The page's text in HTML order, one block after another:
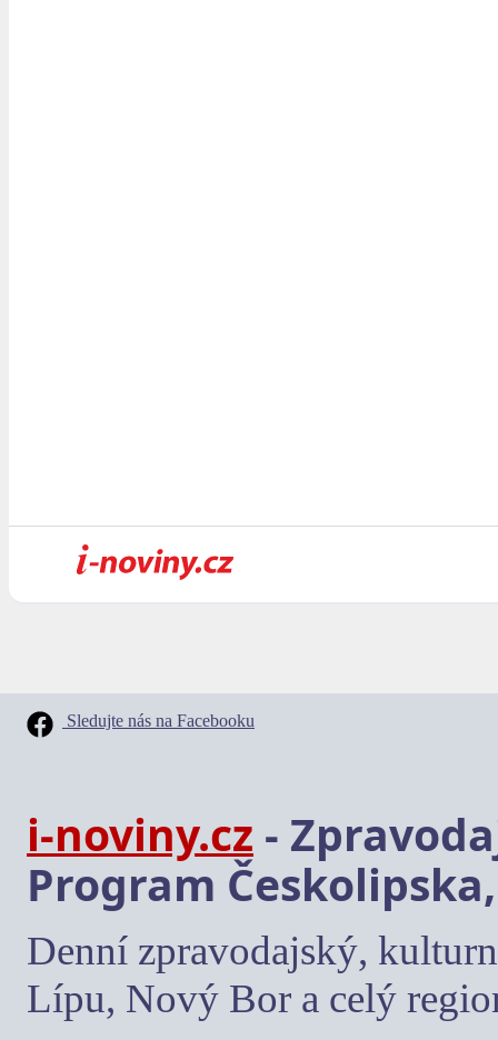
Sledujte nás na Facebooku
i-noviny.cz -
Program
Denní zpravodajský,
Lípu, Nový Bor a celý